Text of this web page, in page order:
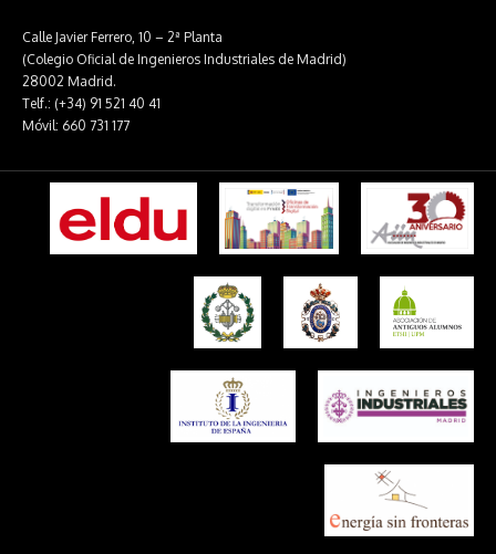
Calle Javier Ferrero, 10 – 2ª Planta
(Colegio Oficial de Ingenieros Industriales de Madrid)
28002 Madrid.
Telf.: (+34) 91 521 40 41
Móvil: 660 731 177